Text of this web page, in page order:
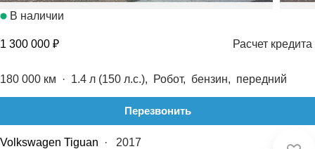
В наличии
1 300 000 ₽ Расчет кредита
180 000 км · 1.4 л (150 л.с.), Робот, бензин, передний
Перезвонить
Volkswagen Tiguan · 2017